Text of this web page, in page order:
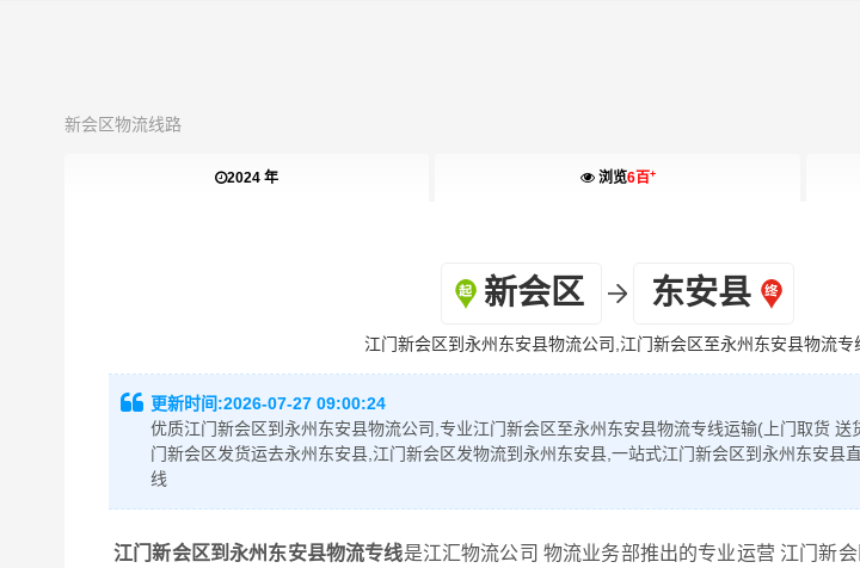
新会区物流线路
2024 年 浏览6百+
新会区 东安县
江门新会区到永州东安县物流公司,江门新会区至永州东安县物流专
更新时间:2026-07-27 09:00:24
优质江门新会区到永州东安县物流公司,专业江门新会区至永州东安县物流专线运输(上门取货 送
门新会区发货运去永州东安县,江门新会区发物流到永州东安县,一站式江门新会区到永州东安县
线
江门新会区到永州东安县物流专线是江汇物流公司 物流业务部推出的专业运营 江门新